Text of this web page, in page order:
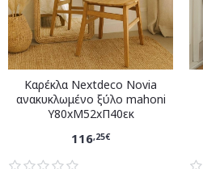
Καρέκλα Nextdeco Novia
ανακυκλωμένο ξύλο mahoni
Υ80xM52xΠ40εκ
116,25€